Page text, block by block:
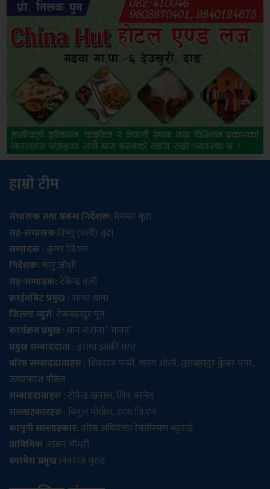
हाम्रो टीम
संचालक तथा प्रबन्ध निर्देशक: मेगमन बुढा
सह-संचालक:विष्णु (वली) बुढा
सम्पादक: कृष्ण जि.एम
निर्देशक:भानु जोशी
सह-सम्पादक:टेकेन्द्र वली
क्राईमबिट प्रमुख: सागर थापा
जिल्ला ब्युरो: टेकबहादुर पुन
कार्यक्रम प्रमुख: मान ब.राना ‘ मानव’
प्रमुख सम्बाददाता: इराधा झाक्री मगर
वरिष्ठ सम्बाददाताहरु: शिवराज पन्थी, खडग ओली, तुलबहादुर कुँवर मगर,
जयप्रकाश पौडेल
सम्बाददाताहरु: टोपेन्द्र खनाल, शिव बस्नेत
सल्लाहकारहरु: बिपुल पोख्रेल, उदय जि.एम
कानुनी सल्लाहकार: वरिष्ठ अधिवक्ता रेवतीरमण भट्टराई
प्राविधिक :राजन चौधरी
क्यामेरा प्रमुख :नवराज गुरुङ